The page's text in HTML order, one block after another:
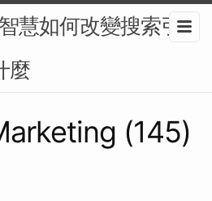
慧如何改變搜索引
麼
(145)